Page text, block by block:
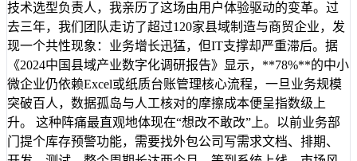
技术选型负责人，我亲历了这场由用户体验驱动的变革。过
去三年，我们团队走访了超过120家县域制造与商贸企业，发
现一个共性现象：业务增长迅猛，但IT支撑却严重滞后。据
《2024中国县域产业数字化调研报告》显示，**78%**的中小
微企业仍依赖Excel或纸质台账管理核心流程，一旦业务规模
突破百人，数据孤岛与人工核对的摩擦成本便呈指数级上
升。 这种阵痛最直观地体现在“想改不敢改”上。以前业务部
门提个库存预警功能，需要找外包公司写需求文档、排期、